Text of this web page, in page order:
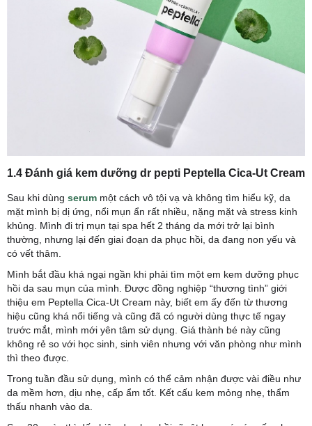
1.4 Đánh giá kem dưỡng dr pepti Peptella Cica-Ut Cream
Sau khi dùng serum một cách vô tội vạ và không tìm hiểu kỹ, da
mặt mình bị dị ứng, nổi mụn ẩn rất nhiều, nặng mặt và stress kinh
khủng. Mình đi trị mụn tại spa hết 2 tháng da mới trở lại bình
thường, nhưng lại đến giai đoạn da phục hồi, da đang non yếu và
có vết thâm.
Mình bắt đầu khá ngại ngần khi phải tìm một em kem dưỡng phục
hồi da sau mụn của mình. Được đồng nghiệp “thương tình” giới
thiệu em Peptella Cica-Ut Cream này, biết em ấy đến từ thương
hiệu cũng khá nổi tiếng và cũng đã có người dùng thực tế ngay
trước mắt, mình mới yên tâm sử dụng. Giá thành bé này cũng
không rẻ so với học sinh, sinh viên nhưng với văn phòng như mình
thì theo được.
Trong tuần đầu sử dụng, mình có thể cảm nhận được vài điều như
da mềm hơn, dịu nhẹ, cấp ẩm tốt. Kết cấu kem mỏng nhẹ, thẩm
thấu nhanh vào da.